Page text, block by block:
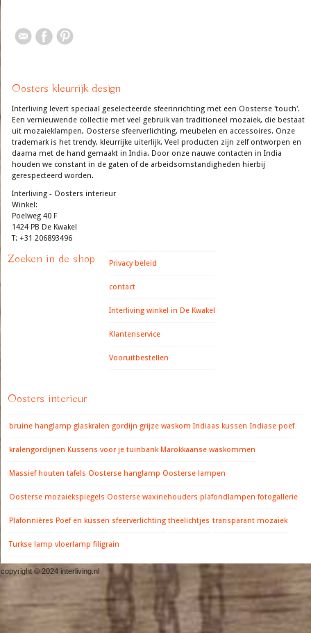
Oosters kleurrijk design
Interliving levert speciaal geselecteerde sfeerinrichting met een Oosterse 'touch'.
Een vernieuwende collectie met veel gebruik van traditioneel mozaiek, die bestaat
uit mozaieklampen, Oosterse sfeerverlichting, meubelen en accessoires. Onze
trademark is het trendy, kleurrijke uiterlijk. Veel producten zijn zelf ontworpen en
daarna met de hand gemaakt in India. Door onze nauwe contacten in India
houden we constant in de gaten of de arbeidsomstandigheden hierbij
gerespecteerd worden.
Interliving - Oosters interieur
Winkel:
Poelweg 40 F
1424 PB De Kwakel
T: +31 206893496
Zoeken in de shop Privacy beleid
contact
Interliving winkel in De Kwakel
Klantenservice
Vooruitbestellen
Oosters interieur
bruine hanglamp glaskralen gordijn grijze waskom Indiaas kussen Indiase poef
kralengordijnen Kussens voor je tuinbank Marokkaanse waskommen
Massief houten tafels Oosterse hanglamp Oosterse lampen
Oosterse mozaiekspiegels Oosterse waxinehouders plafondlampen fotogallerie
Plafonnières Poef en kussen sfeerverlichting theelichtjes transparant mozaiek
Turkse lamp vloerlamp filigrain
copyright © 2024 interliving.nl